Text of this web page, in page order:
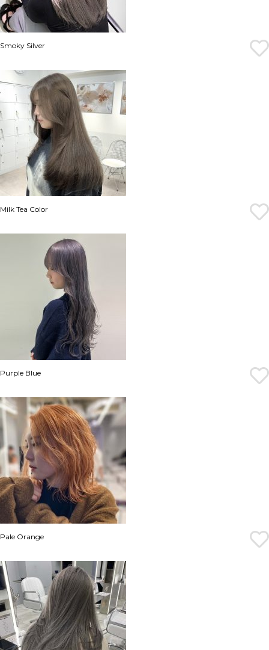
Smoky Silver
Milk Tea Color
Purple Blue
Pale Orange